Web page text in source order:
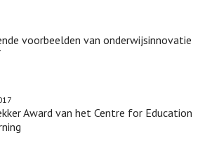
voorbeelden van onderwijsinnovatie
Award van het Centre for Education